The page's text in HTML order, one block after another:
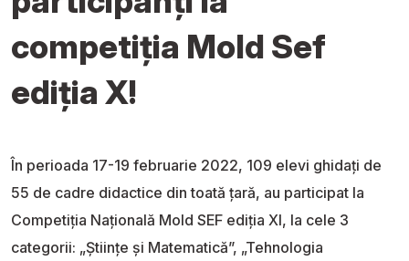
competiția Mold Sef
ediția X!
În perioada 17-19 februarie 2022, 109 elevi ghidați de
55 de cadre didactice din toată țară, au participat la
Competiția Națională Mold SEF ediția XI, la cele 3
categorii: „Științe și Matematică”, „Tehnologia